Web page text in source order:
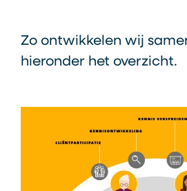
Zo ontwikkelen wij
hieronder het overzicht.